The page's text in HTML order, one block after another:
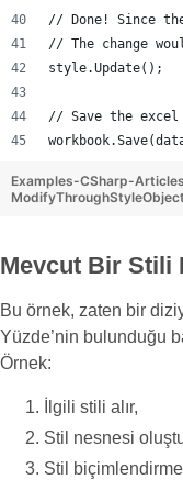
// Done! Since
// The change
style.Update();
// Save the
Examples-CSharp-
Mevcut Bir Stili
Bu örnek, zaten bir
Yüzde’nin bulunduğu
Örnek:
İlgili stili alır,
Stil nesnesi
Stil